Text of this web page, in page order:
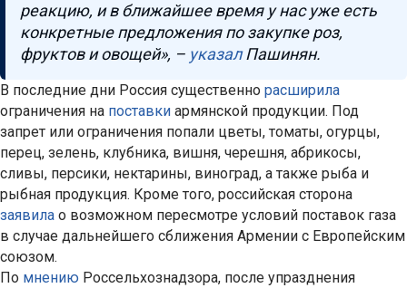
реакцию, и в ближайшее время у нас уже есть
конкретные предложения по закупке роз,
фруктов и овощей», – указалПашинян.
В последние дни Россия существенно расширила
ограничения на поставки армянской продукции. Под
запрет или ограничения попали цветы, томаты, огурцы,
перец, зелень, клубника, вишня, черешня, абрикосы,
сливы, персики, нектарины, виноград, а также рыба и
рыбная продукция. Кроме того, российская сторона
заявила о возможном пересмотре условий поставок газа
в случае дальнейшего сближения Армении с Европейским
союзом.
По мнению Россельхознадзора, после упразднения